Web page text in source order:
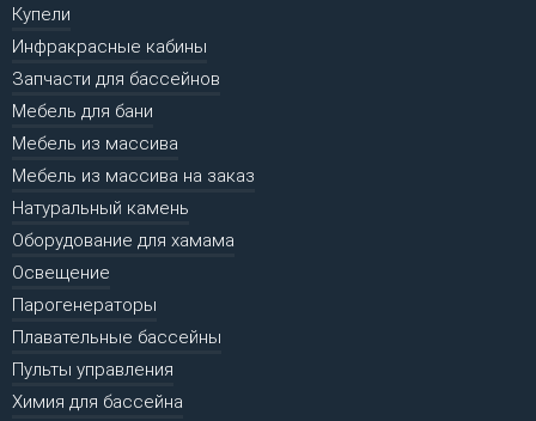
Купели
Инфракрасные кабины
Запчасти для бассейнов
Мебель для бани
Мебель из массива
Мебель из массива на заказ
Натуральный камень
Оборудование для хамама
Освещение
Парогенераторы
Плавательные бассейны
Пульты управления
Химия для бассейна